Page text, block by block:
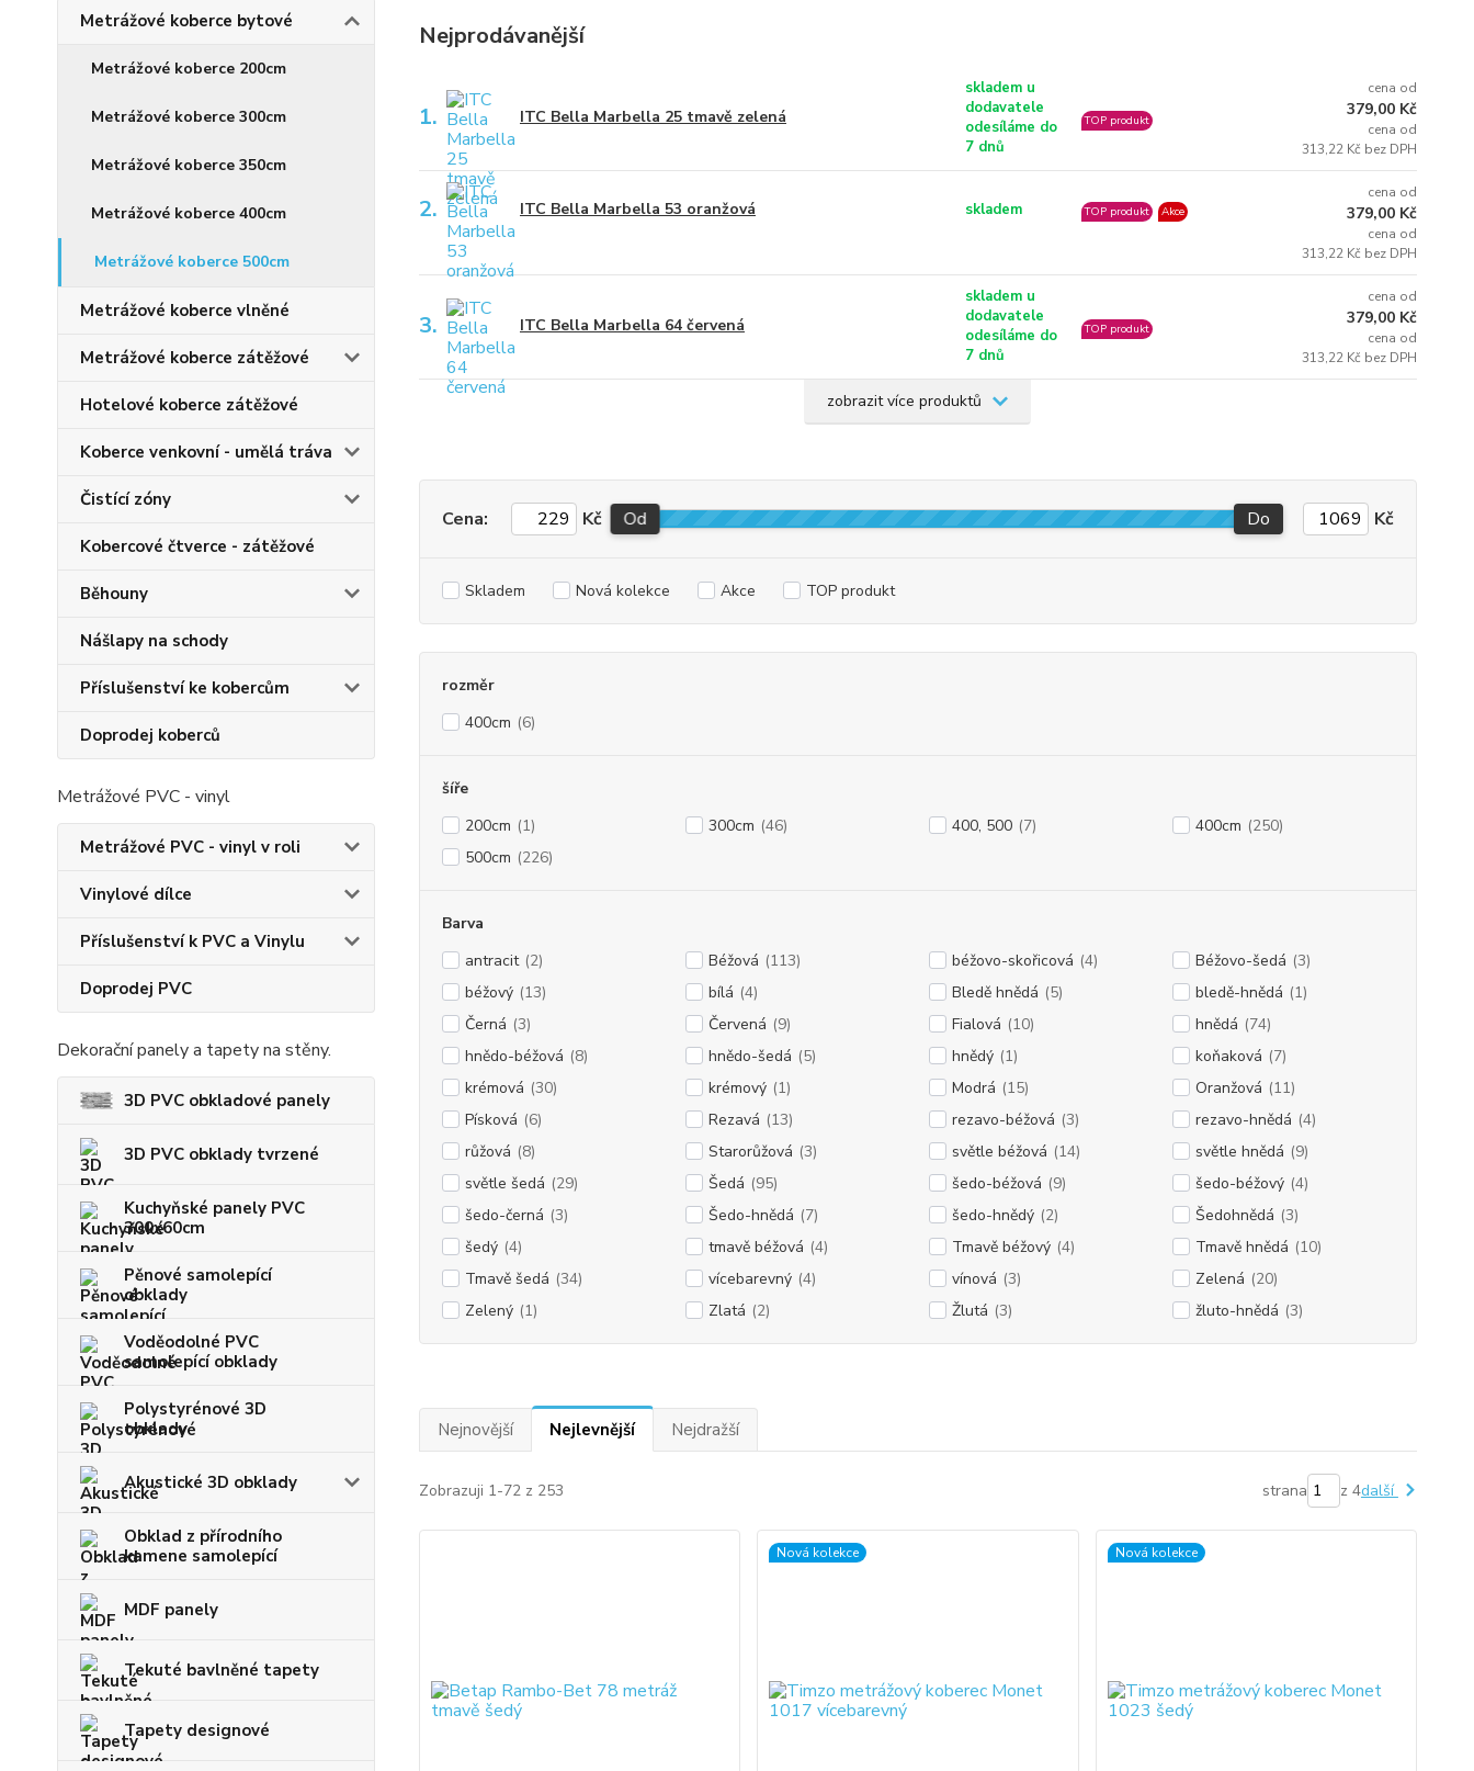
Metrážové koberce bytové
Metrážové koberce 200cm
Metrážové koberce 300cm
Metrážové koberce 350cm
Metrážové koberce 400cm
Metrážové koberce 500cm
Metrážové koberce vlněné
Metrážové koberce zátěžové
Hotelové koberce zátěžové
Koberce venkovní - umělá tráva
Čistící zóny
Kobercové čtverce - zátěžové
Běhouny
Nášlapy na schody
Příslušenství ke kobercům
Doprodej koberců
Metrážové PVC - vinyl
Metrážové PVC - vinyl v roli
Vinylové dílce
Příslušenství k PVC a Vinylu
Doprodej PVC
Dekorační panely a tapety na stěny.
3D PVC obkladové panely
3D PVC obklady tvrzené
Kuchyňské panely PVC
300x60cm
Pěnové samolepící
obklady
Voděodolné PVC
samolepící obklady
Polystyrénové 3D
obklady
Akustické 3D obklady
Obklad z přírodního
kamene samolepící
MDF panely
Tekuté bavlněné tapety
Tapety designové
Nejprodávanější
1. ITC Bella Marbella 25 tmavě zelená
skladem u
dodavatele
odesíláme do
7 dnů
TOP produkt
cena od
379,00 Kč
cena od
313,22 Kč bez DPH
2. ITC Bella Marbella 53 oranžová skladem TOP produkt Akce
cena od
379,00 Kč
cena od
313,22 Kč bez DPH
3. ITC Bella Marbella 64 červená
skladem u
dodavatele
odesíláme do
7 dnů
TOP produkt
cena od
379,00 Kč
cena od
313,22 Kč bez DPH
zobrazit více produktů
Cena: Kč Od Do Kč
Skladem Nová kolekce Akce TOP produkt
rozměr
400cm (6)
šíře
200cm (1) 300cm (46) 400, 500 (7) 400cm (250)
500cm (226)
Barva
antracit (2) Béžová (113) béžovo-skořicová (4) Béžovo-šedá (3)
béžový (13) bílá (4) Bledě hnědá (5) bledě-hnědá (1)
Černá (3) Červená (9) Fialová (10) hnědá (74)
hnědo-béžová (8) hnědo-šedá (5) hnědý (1) koňaková (7)
krémová (30) krémový (1) Modrá (15) Oranžová (11)
Písková (6) Rezavá (13) rezavo-béžová (3) rezavo-hnědá (4)
růžová (8) Starorůžová (3) světle béžová (14) světle hnědá (9)
světle šedá (29) Šedá (95) šedo-béžová (9) šedo-béžový (4)
šedo-černá (3) Šedo-hnědá (7) šedo-hnědý (2) Šedohnědá (3)
šedý (4) tmavě béžová (4) Tmavě béžový (4) Tmavě hnědá (10)
Tmavě šedá (34) vícebarevný (4) vínová (3) Zelená (20)
Zelený (1) Zlatá (2) Žlutá (3) žluto-hnědá (3)
Nejnovější Nejlevnější Nejdražší
Zobrazuji 1-72 z 253 strana z 4další
Nová kolekce Nová kolekce